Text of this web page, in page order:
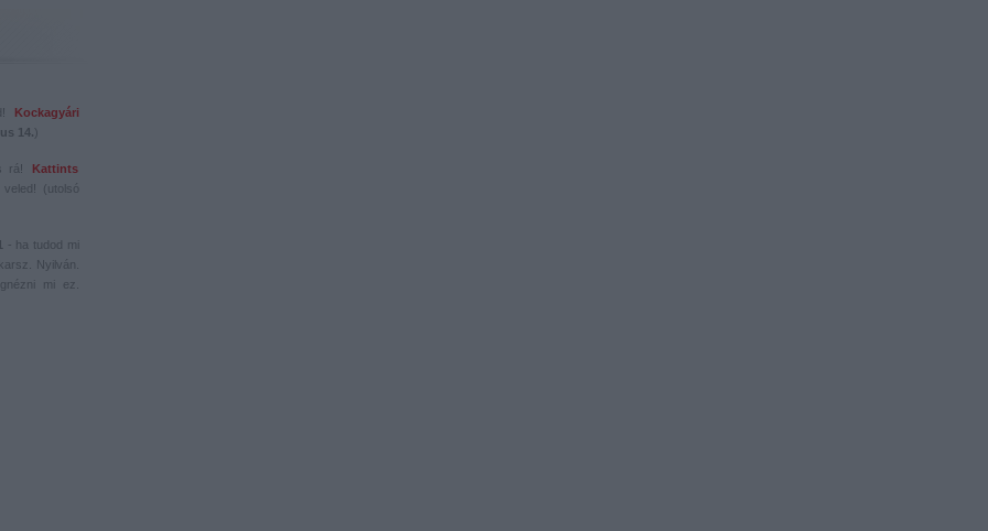
Kockagyári
14.)
rá!
Kattints
(utolsó
- ha tudod mi
Nyilván.
mi ez.